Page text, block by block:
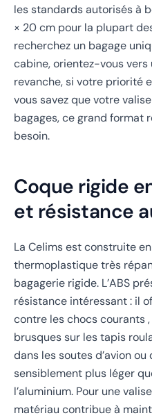
les standards autorisés à
× 20 cm pour la plupart
recherchez un bagage
cabine, orientez-vous
revanche, si votre priorité
vous savez que votre
bagages, ce grand format
besoin.
Coque rigide
et résistance
La Celims est construite
thermoplastique très
bagagerie rigide. L’ABS
résistance intéressant : il
contre les chocs courants
brusques sur les tapis
dans les soutes d’avion
sensiblement plus léger
l’aluminium. Pour une
matériau contribue à